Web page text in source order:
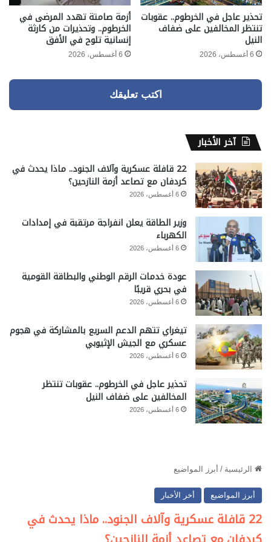
تحذير عاجل في الخرطوم.. عقوبات
تنتظر المخالفين على ضفاف
النيل
6 أغسطس، 2026
أزمة صامتة تهدد المرضى في
الخرطوم.. وتحذيرات من كارثة
إنسانية تلوح في الأفق
6 أغسطس، 2026
اكتب تعليقك
آخر الأخبار
22 قافلة عسكرية وآلاف الجنود.. ماذا يحدث في
كردفان مع تصاعد أزمة النازحين؟
6 أغسطس، 2026
وزير الطاقة يعلن انفراجة مرتقبة في إمدادات
الكهرباء
6 أغسطس، 2026
عودة خدمات الرقم الوطني والبطاقة القومية
في بحري قريبًا
6 أغسطس، 2026
تيغراي تتهم الدعم السريع بالمشاركة في هجوم
عسكري مع الجيش الإثيوبي
6 أغسطس، 2026
تحذير عاجل في الخرطوم.. عقوبات تنتظر
المخالفين على ضفاف النيل
6 أغسطس، 2026